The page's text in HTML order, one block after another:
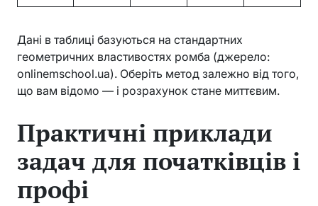
Дані в таблиці базуються на стандартних
геометричних властивостях ромба (джерело:
onlinemschool.ua). Оберіть метод залежно від того,
що вам відомо — і розрахунок стане миттєвим.
Практичні приклади
задач для початківців і
профі